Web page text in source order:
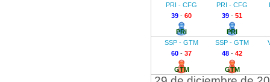
PRI - CFG
39- 60
PRI
PRI - CFG
39 - 51
PRI
SSP - GTM
60- 37
GTM
SSP - GTM
48 - 42
GTM